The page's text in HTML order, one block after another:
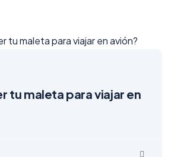
tu maleta para viajar en